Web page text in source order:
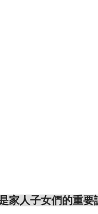
人子女們的重要